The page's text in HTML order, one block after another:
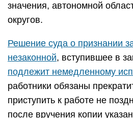
значения, автономной
округов.
Решение суда о признании
незаконной, вступившее в
подлежит немедленному
работники обязаны
приступить к работе не
после вручения копии